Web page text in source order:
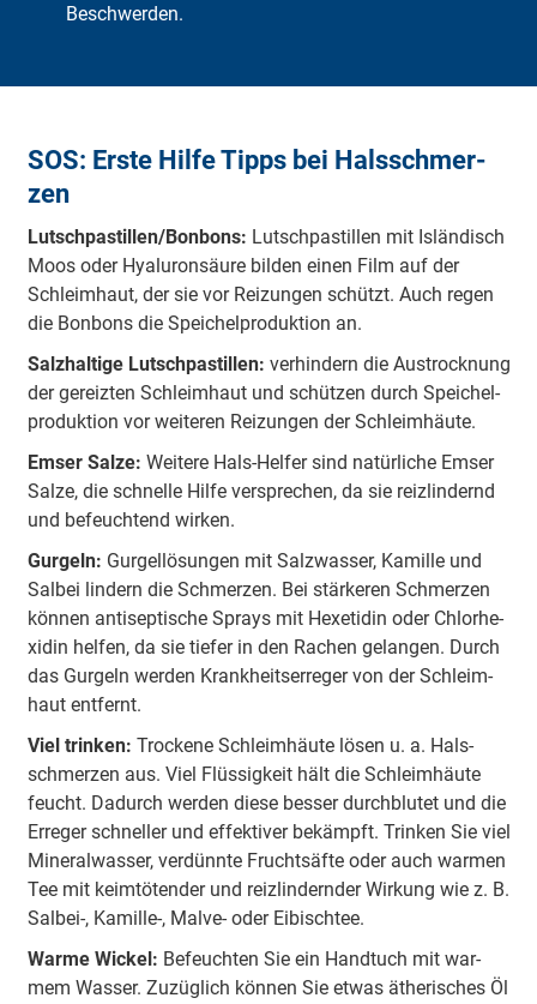
Beschwerden.
SOS: Erste Hilfe Tipps bei Hals­schmer­
zen
Lutsch­pas­tillen/Bon­bons: Lutsch­pas­tillen mit Islän­disch
Moos oder Hyalu­ron­säure bilden einen Film auf der
Schleim­haut, der sie vor Rei­zun­gen schützt. Auch regen
die Bon­bons die Spei­chel­pro­duk­tion an.
Salz­hal­tige Lutsch­pas­tillen: ver­hin­dern die Aus­trock­nung
der ge­reiz­ten Schleim­haut und schüt­zen durch Spei­chel­
pro­duk­tion vor wei­te­ren Rei­zun­gen der Schleim­häu­te.
Emser Salze: Wei­te­re Hals-Hel­fer sind na­tür­li­che Emser
Salze, die schnel­le Hilfe ver­spre­chen, da sie reiz­lin­dernd
und be­feuch­tend wir­ken.
Gurgeln: Gur­gel­lö­sun­gen mit Salz­was­ser, Ka­mille und
Salbei lin­dern die Schmer­zen. Bei stär­ke­ren Schmer­zen
kön­nen an­tisep­tische Sprays mit Hexe­ti­din oder Chlor­he­
xi­din hel­fen, da sie tie­fer in den Ra­chen ge­lan­gen. Durch
das Gur­geln wer­den Krank­heits­er­re­ger von der Schleim­
haut ent­fernt.
Viel trinken: Tro­cke­ne Schleim­häu­te lö­sen u. a. Hals­
schmer­zen aus. Viel Flüs­sig­keit hält die Schleim­häu­te
feucht. Da­durch wer­den diese bes­ser durch­blu­tet und die
Er­re­ger schnel­ler und ef­fek­ti­ver be­kämpft. Trin­ken Sie viel
Mi­ne­ral­was­ser, ver­dünn­te Frucht­säf­te oder auch war­men
Tee mit keim­töten­der und reiz­lin­dern­der Wir­kung wie z. B.
Sal­bei-, Ka­mille-, Mal­ve- oder Ei­bisch­tee.
Warme Wickel: Be­feuch­ten Sie ein Hand­tuch mit war­
mem Was­ser. Zu­züg­lich kön­nen Sie et­was äthe­ri­sches Öl